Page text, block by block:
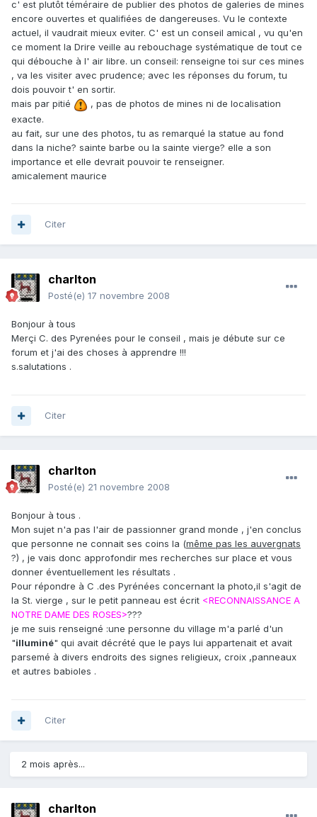
c' est plutôt téméraire de publier des photos de galeries de mines
encore ouvertes et qualifiées de dangereuses. Vu le contexte
actuel, il vaudrait mieux eviter. C' est un conseil amical , vu qu'en
ce moment la Drire veille au rebouchage systématique de tout ce
qui débouche à l' air libre. un conseil: renseigne toi sur ces mines
, va les visiter avec prudence; avec les réponses du forum, tu
dois pouvoir t' en sortir.
mais par pitié
, pas de photos de mines ni de localisation
exacte.
au fait, sur une des photos, tu as remarqué la statue au fond
dans la niche? sainte barbe ou la sainte vierge? elle a son
importance et elle devrait pouvoir te renseigner.
amicalement maurice
Citer
charlton
Posté(e) 17 novembre 2008
Bonjour à tous
Merçi C. des Pyrenées pour le conseil , mais je débute sur ce
forum et j'ai des choses à apprendre !!!
s.salutations .
Citer
charlton
Posté(e) 21 novembre 2008
Bonjour à tous .
Mon sujet n'a pas l'air de passionner grand monde , j'en conclus
que personne ne connait ses coins la (même pas les auvergnats
?) , je vais donc approfondir mes recherches sur place et vous
donner éventuellement les résultats .
Pour répondre à C .des Pyrénées concernant la photo,il s'agit de
la St. vierge , sur le petit panneau est écrit <RECONNAISSANCE A
NOTRE DAME DES ROSES>???
je me suis renseigné :une personne du village m'a parlé d'un
"illuminé" qui avait décrété que le pays lui appartenait et avait
parsemé à divers endroits des signes religieux, croix ,panneaux
et autres babioles .
Citer
2 mois après...
charlton